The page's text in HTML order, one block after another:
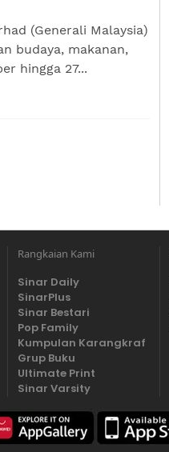
(Generali Malaysia)
budaya, makanan,
hingga 27...
Rangkaian Kami
Sinar Daily
SinarPlus
Sinar Bestari
Pop Family
Kumpulan Karangkraf
Grup Buku
Ultimate Print
Sinar Varsity